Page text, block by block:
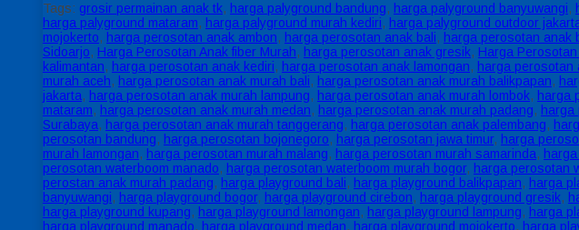
Tags: grosir permainan anak tk, harga palyground bandung, harga palyground banyuwangi,
harga palyground mataram, harga palyground murah kediri, harga palyground outdoor
mojokerto, harga perosotan anak ambon, harga perosotan anak bali, harga perosotan anak
Sidoarjo, Harga Perosotan Anak fiber Murah, harga perosotan anak gresik, Harga
kalimantan, harga perosotan anak kediri, harga perosotan anak lamongan, harga perosotan
murah aceh, harga perosotan anak murah bali, harga perosotan anak murah balikpapan,
jakarta, harga perosotan anak murah lampung, harga perosotan anak murah lombok, harga
mataram, harga perosotan anak murah medan, harga perosotan anak murah padang, harga
Surabaya, harga perosotan anak murah tanggerang, harga perosotan anak palembang,
perosotan bandung, harga perosotan bojonegoro, harga perosotan jawa timur, harga
murah lamongan, harga perosotan murah malang, harga perosotan murah samarinda,
perosotan waterboom manado, harga perosotan waterboom murah bogor, harga perosotan
perostan anak murah padang, harga playground bali, harga playground balikpapan, harga
banyuwangi, harga playground bogor, harga playground cirebon, harga playground gresik,
harga playground kupang, harga playground lamongan, harga playground lampung, harga
harga playground manado, harga playground medan, harga playground mojokerto, harga